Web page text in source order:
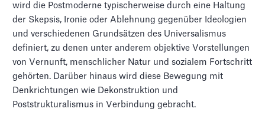
wird die Postmoderne typischerweise durch eine Haltung
der Skepsis, Ironie oder Ablehnung gegenüber Ideologien
und verschiedenen Grundsätzen des Universalismus
definiert, zu denen unter anderem objektive Vorstellungen
von Vernunft, menschlicher Natur und sozialem Fortschritt
gehörten. Darüber hinaus wird diese Bewegung mit
Denkrichtungen wie Dekonstruktion und
Poststrukturalismus in Verbindung gebracht.